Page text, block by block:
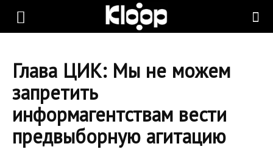
KLOOP.KG
Новости
Глава ЦИК: Мы не можем
запретить
информагентствам вести
предвыборную агитацию